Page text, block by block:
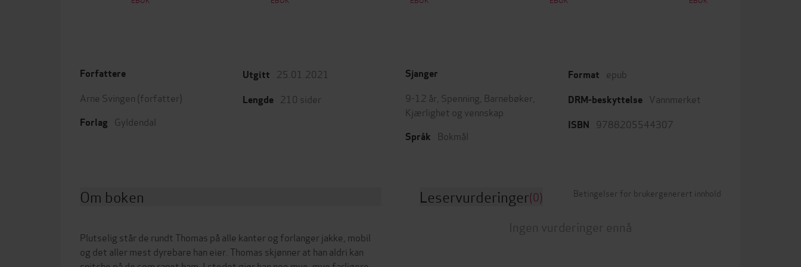
Forfattere
Arne Svingen (forfatter)
Forlag Gyldendal
Utgitt 25.01.2021
Lengde 210 sider
Sjanger
9-12 år Spenning Barnebøker
Kjærlighet og vennskap
Språk Bokmål
Format epub
DRM-beskyttelse Vannmerket
ISBN 9788205544307
Om boken
Plutselig står de rundt Thomas på alle kanter og forlanger jakke, mobil
og det aller mest dyrebare han eier. Thomas skjønner at han aldri kan
Leservurderinger(0) Betingelser for brukergenerert innhold
Ingen vurderinger ennå